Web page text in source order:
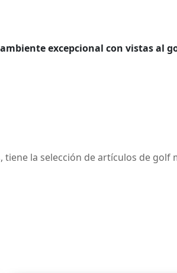
excepcional con vistas al
la selección de artículos de golf